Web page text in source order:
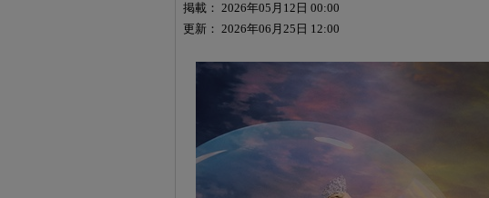
掲載： 2026年05月12日 00:00
更新： 2026年06月25日 12:00